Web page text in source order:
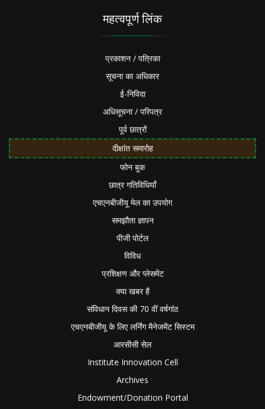
महत्वपूर्ण लिंक
प्रकाशन / पत्रिका
सूचना का अधिकार
ई-निविदा
अधिसूचना / परिपत्र
पूर्व छात्रों
दीक्षांत समारोह
फोन बुक
छात्र गतिविधियाँ
एचएनबीजीयू मेल का उपयोग
समझौता ज्ञापन
पीजी पोर्टल
विविध
प्रशिक्षण और प्लेसमेंट
क्या खबर है
संविधान दिवस की 70 वीं वर्षगांठ
एचएनबीजीयू के लिए लर्निंग मैनेजमेंट सिस्टम
आरसीसी सेल
Institute Innovation Cell
Archives
Endowment/Donation Portal